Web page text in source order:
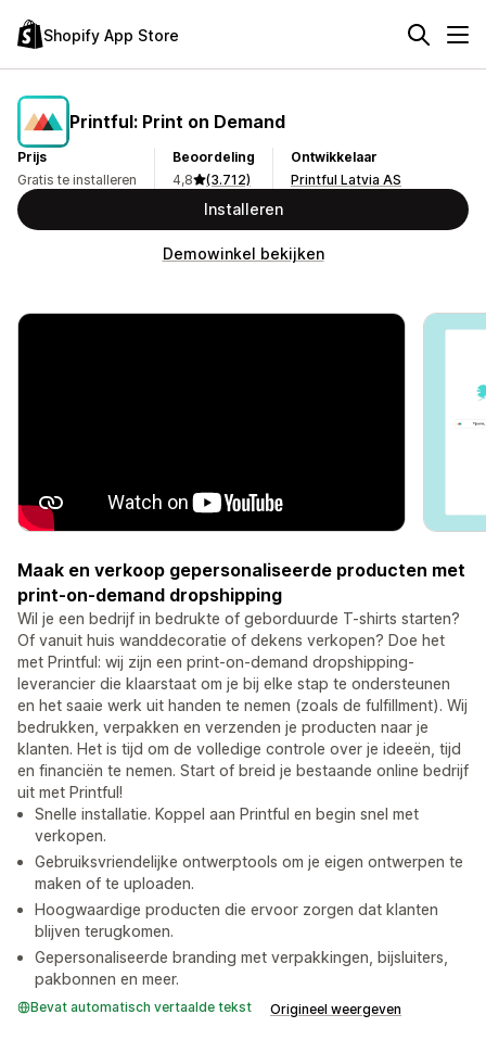
Shopify App Store
Printful: Print on Demand
Prijs
Gratis te installeren
Beoordeling
4,8
(3.712)
Ontwikkelaar
Printful Latvia AS
Installeren
Demowinkel bekijken
Maak en verkoop gepersonaliseerde producten met
print-on-demand dropshipping
Wil je een bedrijf in bedrukte of geborduurde T-shirts starten?
Of vanuit huis wanddecoratie of dekens verkopen? Doe het
met Printful: wij zijn een print-on-demand dropshipping-
leverancier die klaarstaat om je bij elke stap te ondersteunen
en het saaie werk uit handen te nemen (zoals de fulfillment). Wij
bedrukken, verpakken en verzenden je producten naar je
klanten. Het is tijd om de volledige controle over je ideeën, tijd
en financiën te nemen. Start of breid je bestaande online bedrijf
uit met Printful!
Snelle installatie. Koppel aan Printful en begin snel met
verkopen.
Gebruiksvriendelijke ontwerptools om je eigen ontwerpen te
maken of te uploaden.
Hoogwaardige producten die ervoor zorgen dat klanten
blijven terugkomen.
Gepersonaliseerde branding met verpakkingen, bijsluiters,
pakbonnen en meer.
Bevat automatisch vertaalde tekst Origineel weergeven